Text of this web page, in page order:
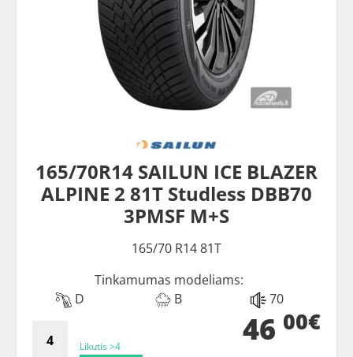
165/70R14 SAILUN ICE BLAZER
ALPINE 2 81T Studless DBB70
3PMSF M+S
165/70 R14 81T
Tinkamumas modeliams:
D
B 70
Likutis >4 46 00€